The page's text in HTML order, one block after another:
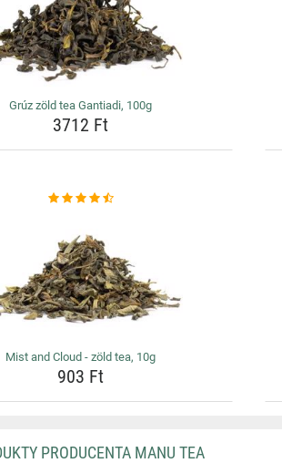
Grúz zöld tea Gantiadi, 100g
3712 Ft
Mist and Cloud - zöld tea, 10g
903 Ft
PRODUCENTA MANU TEA